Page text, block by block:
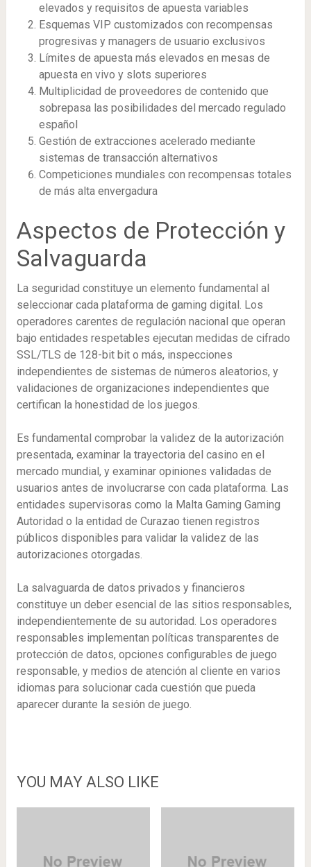
elevados y requisitos de apuesta variables
Esquemas VIP customizados con recompensas
progresivas y managers de usuario exclusivos
Límites de apuesta más elevados en mesas de
apuesta en vivo y slots superiores
Multiplicidad de proveedores de contenido que
sobrepasa las posibilidades del mercado regulado
español
Gestión de extracciones acelerado mediante
sistemas de transacción alternativos
Competiciones mundiales con recompensas totales
de más alta envergadura
Aspectos de Protección y
Salvaguarda
La seguridad constituye un elemento fundamental al
seleccionar cada plataforma de gaming digital. Los
operadores carentes de regulación nacional que operan
bajo entidades respetables ejecutan medidas de cifrado
SSL/TLS de 128-bit bit o más, inspecciones
independientes de sistemas de números aleatorios, y
validaciones de organizaciones independientes que
certifican la honestidad de los juegos.
Es fundamental comprobar la validez de la autorización
presentada, examinar la trayectoria del casino en el
mercado mundial, y examinar opiniones validadas de
usuarios antes de involucrarse con cada plataforma. Las
entidades supervisoras como la Malta Gaming Gaming
Autoridad o la entidad de Curazao tienen registros
públicos disponibles para validar la validez de las
autorizaciones otorgadas.
La salvaguarda de datos privados y financieros
constituye un deber esencial de las sitios responsables,
independientemente de su autoridad. Los operadores
responsables implementan políticas transparentes de
protección de datos, opciones configurables de juego
responsable, y medios de atención al cliente en varios
idiomas para solucionar cada cuestión que pueda
aparecer durante la sesión de juego.
YOU MAY ALSO LIKE